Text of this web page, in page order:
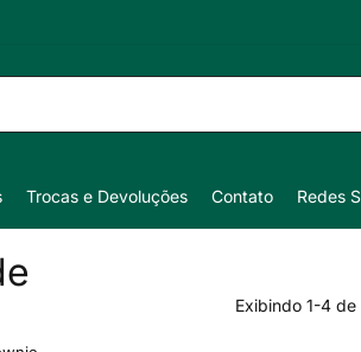
Trocas e Devoluções Contato Redes
Exibindo 1-4